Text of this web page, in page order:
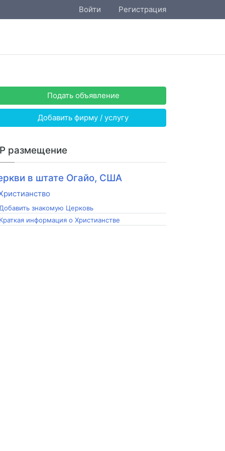
Войти Регистрация
Подать объявление
Добавить фирму / услугу
размещение
в штате Огайо, США
знакомую Церковь
информация о Христианстве